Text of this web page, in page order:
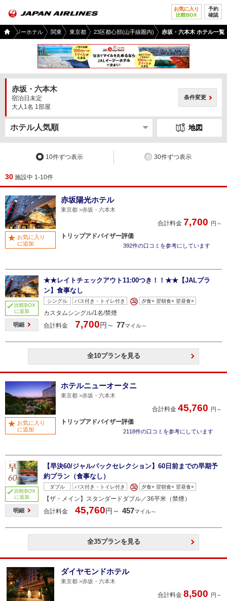
お気に入り
比較BOX
予約
確認
国内
ツア
イージーホテル 関東 東京都 23区都心部(山手線圏内) 赤坂・六本木 ホテル一覧
赤坂・六本木
宿泊日未定
大人1名 1部屋
条件変更
地図
10件ずつ表示 30件ずつ表示
30 施設中 1-10件
赤坂陽光ホテル
東京都 赤坂・六本木
合計料金 7,700 円～
トリップアドバイザー評価
392件の口コミを参考にしています
お気に入り
に追加
比較BOX
に追加
明細
★★レイトチェックアウト11:00つき！！★★【JALプラ
ン】食事なし
シングル バス付き・トイレ付き 夕食× 翌朝食× 翌昼食×
カスタムシングル/1名/禁煙
合計料金
7,700円～ 77マイル～
全10プランを見る
ホテルニューオータニ
東京都 赤坂・六本木
合計料金 45,760 円～
トリップアドバイザー評価
2118件の口コミを参考にしています
お気に入り
に追加
比較BOX
に追加
明細
【早決60/ジャルパックセレクション】60日前までの早期予
約プラン（食事なし）
ダブル バス付き・トイレ付き 夕食× 翌朝食× 翌昼食×
【ザ・メイン】スタンダードダブル／36平米（禁煙）
合計料金
45,760円～ 457マイル～
全35プランを見る
ダイヤモンドホテル
東京都 赤坂・六本木
合計料金 8,500 円～